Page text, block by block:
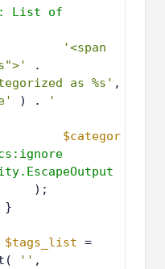
List of
'<span
.
as %s'
) .
'
$categor
);
}
$tags_list =
'' ,